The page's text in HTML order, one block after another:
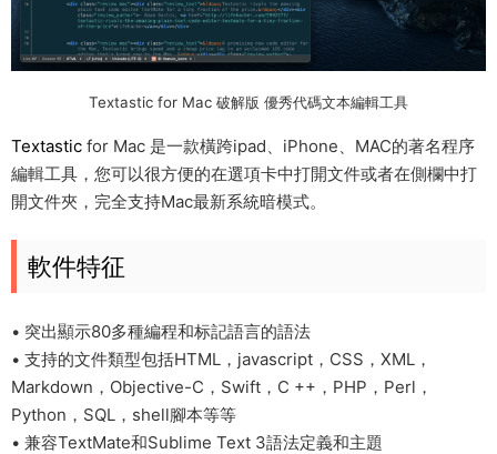
Textastic for Mac 破解版 優秀代碼文本編輯工具
Textastic for Mac 是一款橫跨ipad、iPhone、MAC的著名程序
編輯工具，您可以很方便的在選項卡中打開文件或者在側欄中打
開文件夾，完全支持Mac最新系統暗模式。
軟件特征
• 突出顯示80多種編程和标記語言的語法
• 支持的文件類型包括HTML，javascript，CSS，XML，
Markdown，Objective-C，Swift，C ++，PHP，Perl，
Python，SQL，shell腳本等等
• 兼容TextMate和Sublime Text 3語法定義和主題